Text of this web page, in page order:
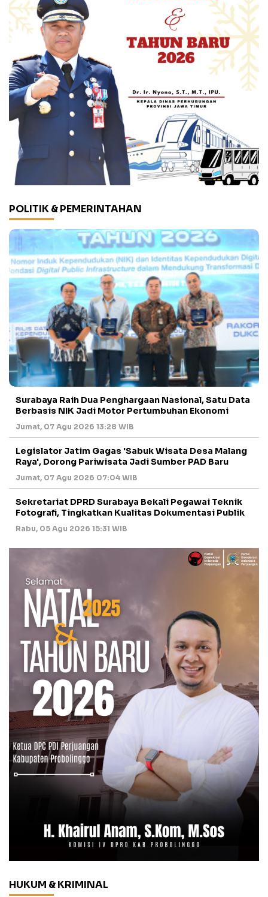
POLITIK & PEMERINTAHAN
Surabaya Raih Dua Penghargaan Nasional, Satu Data
Berbasis NIK Jadi Motor Pertumbuhan Ekonomi
Jumat, 07 Agu 2026 13:28 WIB
Legislator Jatim Gagas 'Sabuk Wisata Desa Malang
Raya', Dorong Pariwisata Jadi Sumber PAD Baru
Jumat, 07 Agu 2026 07:04 WIB
Sekretariat DPRD Surabaya Bekali Pegawai Teknik
Fotografi, Tingkatkan Kualitas Dokumentasi Publik
Rabu, 05 Agu 2026 15:31 WIB
HUKUM & KRIMINAL